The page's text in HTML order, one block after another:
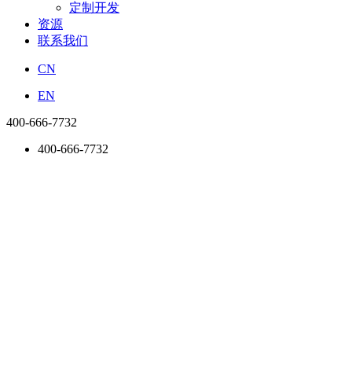
定制开发
资源
联系我们
CN
EN
400-666-7732
400-666-7732